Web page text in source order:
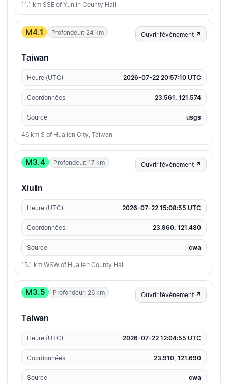
11.1 km SSE of Yunlin County Hall
M4.1 Profondeur: 24 km Ouvrir l’événement ↗
Taiwan
Heure (UTC) 2026-07-22 20:57:10 UTC
Coordonnées 23.561, 121.574
Source usgs
46 km S of Hualien City, Taiwan
M3.4 Profondeur: 17 km Ouvrir l’événement ↗
Xiulin
Heure (UTC) 2026-07-22 15:08:55 UTC
Coordonnées 23.960, 121.480
Source cwa
15.1 km WSW of Hualien County Hall
M3.5 Profondeur: 26 km Ouvrir l’événement ↗
Taiwan
Heure (UTC) 2026-07-22 12:04:55 UTC
Coordonnées 23.910, 121.690
Source cwa